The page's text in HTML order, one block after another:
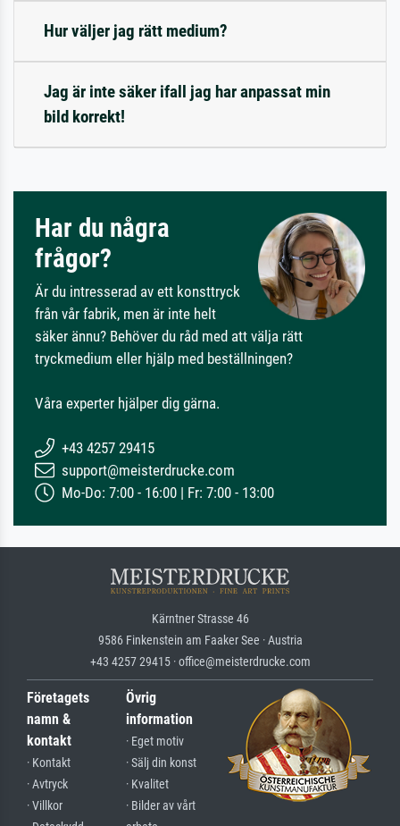
Hur väljer jag rätt medium?
Jag är inte säker ifall jag har anpassat min
bild korrekt!
Har du några
frågor?
Är du intresserad av ett konsttryck
från vår fabrik, men är inte helt
säker ännu? Behöver du råd med att välja rätt
tryckmedium eller hjälp med beställningen?
Våra experter hjälper dig gärna.
+43 4257 29415
support@meisterdrucke.com
Mo-Do: 7:00 - 16:00 | Fr: 7:00 - 13:00
Kärntner Strasse 46
9586 Finkenstein am Faaker See · Austria
+43 4257 29415 · office@meisterdrucke.com
Företagets
namn &
kontakt
· Kontakt
· Avtryck
· Villkor
Övrig
information
· Eget motiv
· Sälj din konst
· Kvalitet
· Bilder av vårt